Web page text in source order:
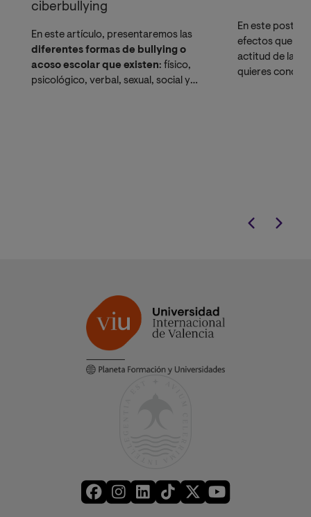
ciberbullying
En este artículo, presentaremos las
diferentes formas de bullying o
acoso escolar que existen: físico,
psicológico, verbal, sexual, social y
En este post
efectos que
actitud de la
quieres